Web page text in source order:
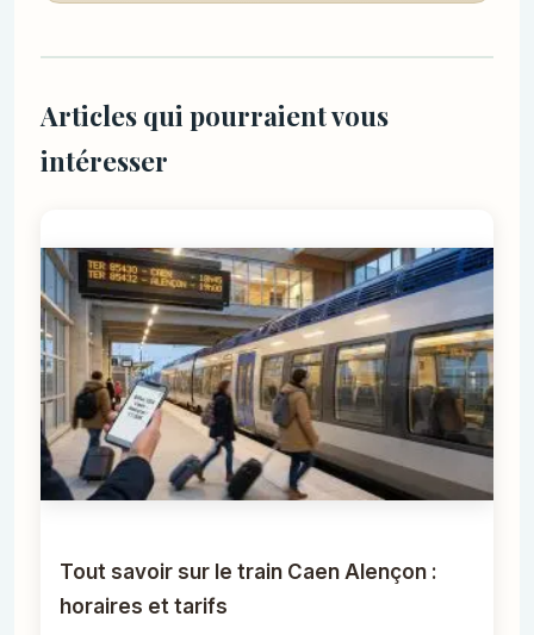
Articles qui pourraient vous
intéresser
Tout savoir sur le train Caen Alençon :
horaires et tarifs